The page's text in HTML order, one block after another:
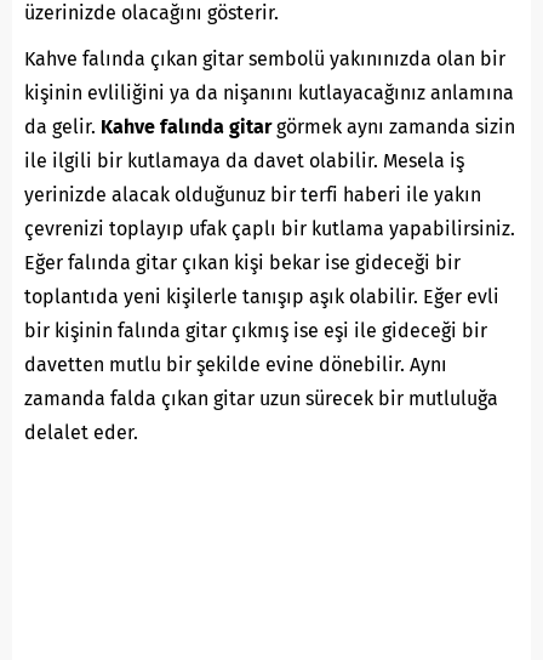
üzerinizde olacağını gösterir.
Kahve falında çıkan gitar sembolü yakınınızda olan bir
kişinin evliliğini ya da nişanını kutlayacağınız anlamına
da gelir. Kahve falında gitargörmek aynı zamanda sizin
ile ilgili bir kutlamaya da davet olabilir. Mesela iş
yerinizde alacak olduğunuz bir terfi haberi ile yakın
çevrenizi toplayıp ufak çaplı bir kutlama yapabilirsiniz.
Eğer falında gitar çıkan kişi bekar ise gideceği bir
toplantıda yeni kişilerle tanışıp aşık olabilir. Eğer evli
bir kişinin falında gitar çıkmış ise eşi ile gideceği bir
davetten mutlu bir şekilde evine dönebilir. Aynı
zamanda falda çıkan gitar uzun sürecek bir mutluluğa
delalet eder.